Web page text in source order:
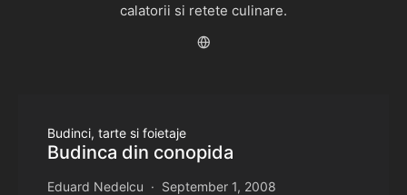
calatorii si retete culinare.
Budinci, tarte si foietaje
Budinca din conopida
Eduard Nedelcu September 1, 2008